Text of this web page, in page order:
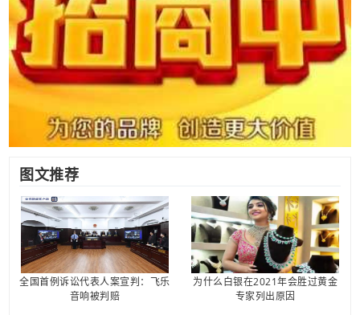
图文推荐
全国首例诉讼代表人案宣判：飞乐
音响被判赔
为什么白银在2021年会胜过黄金
专家列出原因